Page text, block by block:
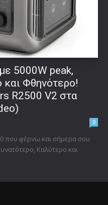
5000W peak,
και Φθηνότερο!
R2500 V2 στα
0
που φέρνω και σήμερα σου
Καλύτερο και